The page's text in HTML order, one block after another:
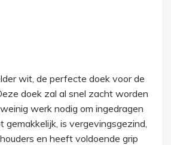
wit, de perfecte doek voor de
doek zal al snel zacht worden
werk nodig om ingedragen
gemakkelijk, is vergevingsgezind,
en heeft voldoende grip